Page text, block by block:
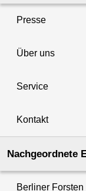
Presse
Über uns
Service
Kontakt
Nachgeordnete
Berliner Forsten